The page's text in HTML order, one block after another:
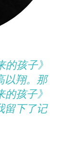
孩子》
以翔。那
孩子》
留下了记